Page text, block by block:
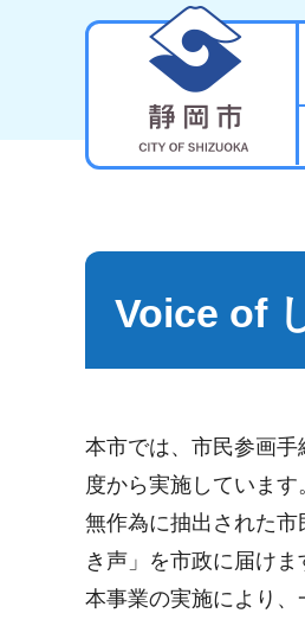
Voice of
本市では、市民参画
度から実施しています
無作為に抽出された
き声」を市政に届けま
本事業の実施により、